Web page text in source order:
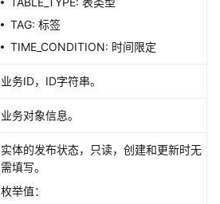
TAG: 标签
TIME_CONDITION: 时间限定
业务ID，ID字符串。
业务对象信息。
实体的发布状态，只读，创建和更新时无
需填写。
枚举值：